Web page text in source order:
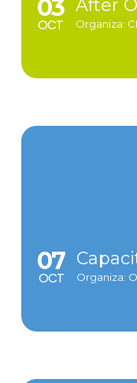
03
OCT Organiza:
07
OCT Organiza: